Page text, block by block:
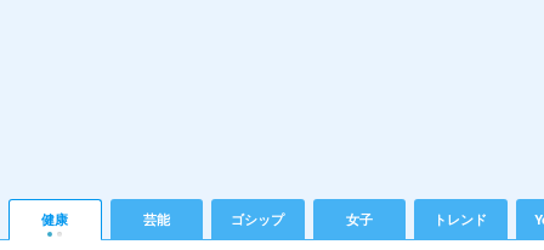
健康 芸能 ゴシップ 女子 トレンド